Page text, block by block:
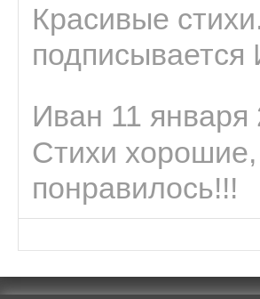
Красивые
Иван 11 января
Стихи
понравилось!!!